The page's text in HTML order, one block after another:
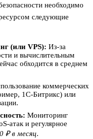
необходимо
следующие
(или VPS): Из-за
и вычислительным
обходится в среднем
коммерческих
1С-Битрикс) или
Мониторинг
атак и регулярное
₽ в месяц.